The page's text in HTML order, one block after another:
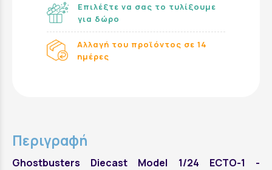
Επιλέξτε να σας το τυλίξουμε
για δώρο
Αλλαγή του προϊόντος σε 14
ημέρες
Περιγραφή
Ghostbusters Diecast Model 1/24 ECTO-1 -